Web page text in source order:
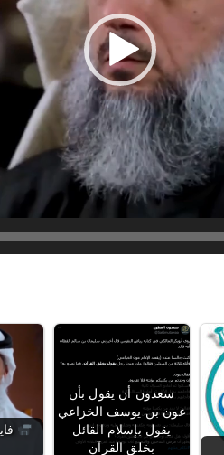
سعدون أن يقول بأن
عون بن يوسف الخزاعي
يقول بإسلام القائل
بخلق القرآن